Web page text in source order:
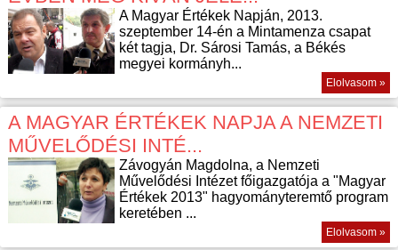
A Magyar Értékek Napján, 2013.
szeptember 14-én a Mintamenza csapat
két tagja, Dr. Sárosi Tamás, a Békés
megyei kormányh...
Elolvasom »
A MAGYAR ÉRTÉKEK NAPJA A NEMZETI
MŰVELŐDÉSI INTÉ...
Závogyán Magdolna, a Nemzeti
Művelődési Intézet főigazgatója a "Magyar
Értékek 2013" hagyományteremtő program
keretében ...
Elolvasom »